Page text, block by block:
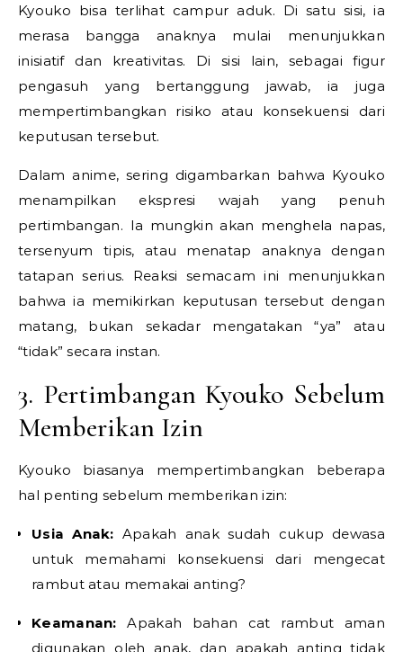
Kyouko bisa terlihat campur aduk. Di satu sisi, ia
merasa bangga anaknya mulai menunjukkan
inisiatif dan kreativitas. Di sisi lain, sebagai figur
pengasuh yang bertanggung jawab, ia juga
mempertimbangkan risiko atau konsekuensi dari
keputusan tersebut.
Dalam anime, sering digambarkan bahwa Kyouko
menampilkan ekspresi wajah yang penuh
pertimbangan. Ia mungkin akan menghela napas,
tersenyum tipis, atau menatap anaknya dengan
tatapan serius. Reaksi semacam ini menunjukkan
bahwa ia memikirkan keputusan tersebut dengan
matang, bukan sekadar mengatakan “ya” atau
“tidak” secara instan.
3. Pertimbangan Kyouko Sebelum
Memberikan Izin
Kyouko biasanya mempertimbangkan beberapa
hal penting sebelum memberikan izin:
Usia Anak: Apakah anak sudah cukup dewasa
untuk memahami konsekuensi dari mengecat
rambut atau memakai anting?
Keamanan: Apakah bahan cat rambut aman
digunakan oleh anak, dan apakah anting tidak